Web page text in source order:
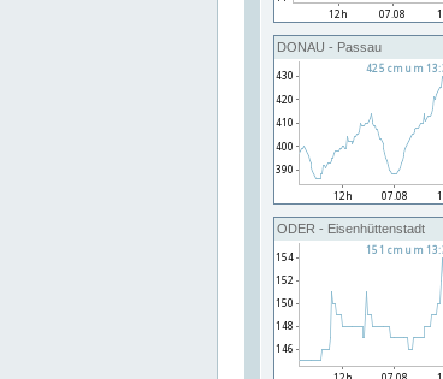
DONAU - Passau
ODER - Eisenhüttenstadt